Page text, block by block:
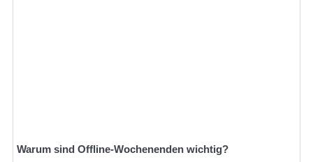
Warum sind Offline-Wochenenden wichtig?